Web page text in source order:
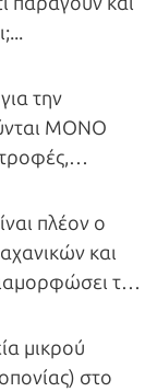
την
ΜΟΝΟ
υγεία.
πλέον ο
και
τον
μικρού
στο